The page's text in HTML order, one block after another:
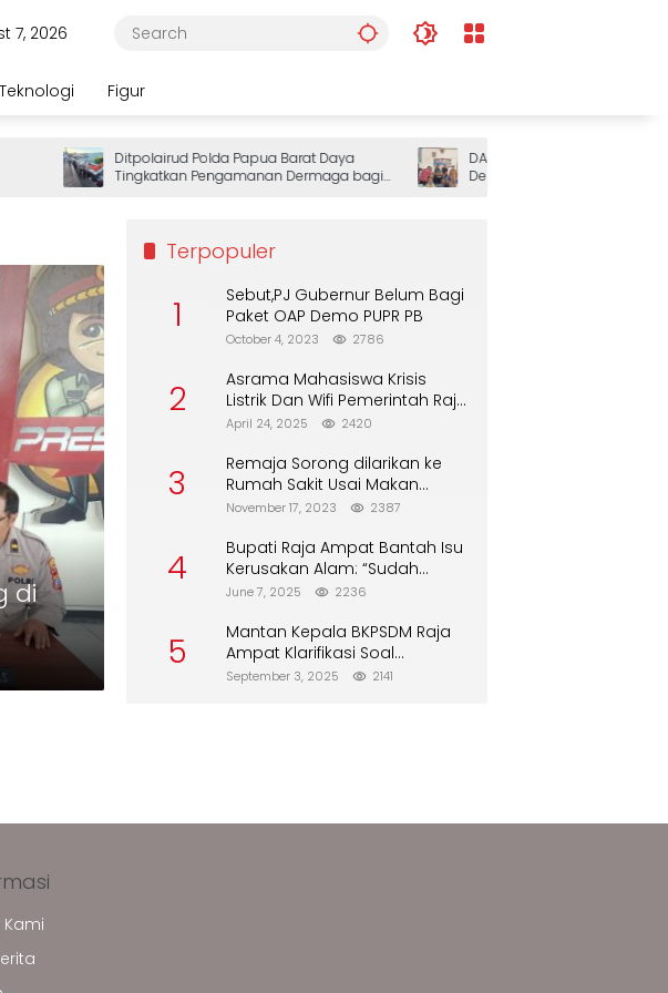
7, 2026
Teknologi Figur
Ditpolairud Polda Papua Barat Daya
Tingkatkan Pengamanan Dermaga bagi
Wisatawan
DAP Wilayah III Doberay Gelar
Dengar Pendapat, Perkuat Sinergi
Pemerintah dan Masyarakat Adat
di
Terpopuler
1
Sebut,PJ Gubernur Belum Bagi
Paket OAP Demo PUPR PB
October 4, 2023 2786
2
Asrama Mahasiswa Krisis
Listrik Dan Wifi Pemerintah Raja
Ampat Alasan Tunggu DPA
April 24, 2025 2420
3
Remaja Sorong dilarikan ke
Rumah Sakit Usai Makan
Biskuit dari Alfamart
November 17, 2023 2387
4
Bupati Raja Ampat Bantah Isu
Kerusakan Alam: “Sudah
Direboisasi dan Tidak Merusak
June 7, 2025 2236
5
Mantan Kepala BKPSDM Raja
Ampat Klarifikasi Soal
Pergantian Jabatan
September 3, 2025 2141